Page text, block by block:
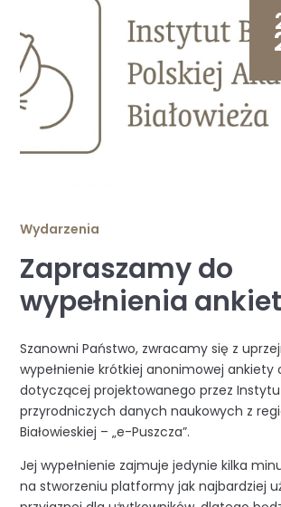
Wydarzenia
Zapraszamy do
wypełnienia
Szanowni Państwo, zwracamy się z
wypełnienie krótkiej anonimowej ankiety
dotyczącej projektowanego przez
przyrodniczych danych naukowych z
Białowieskiej – „e-Puszcza”.
Jej wypełnienie zajmuje jedynie kilka
na stworzeniu platformy jak najbardziej